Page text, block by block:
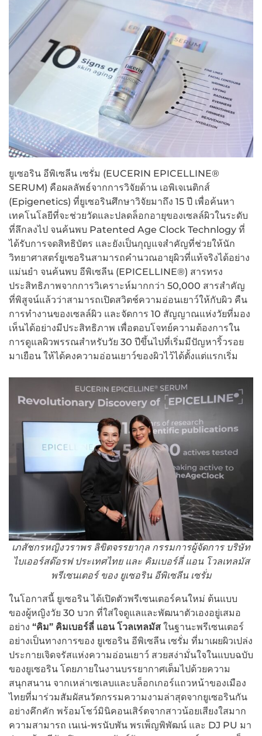
ยูเซอริน อีพิเซลีน เซรั่ม (EUCERIN EPICELLINE®
SERUM) คือผลลัพธ์จากการวิจัยด้าน เอพิเจเนติกส์
(Epigenetics) ที่ยูเซอรินศึกษาวิจัยมาถึง 15 ปี เพื่อค้นหา
เทคโนโลยีที่จะช่วยวัดและปลดล็อกอายุของเซลล์ผิวในระดับ
ที่ลึกลงไป จนค้นพบ Patented Age Clock Technlogy ที่
ได้รับการจดสิทธิบัตร และยังเป็นกุญแจสำคัญที่ช่วยให้นัก
วิทยาศาสตร์ยูเซอรินสามารถคำนวณอายุผิวที่แท้จริงได้อย่าง
แม่นยำ จนค้นพบ อีพิเซลีน (EPICELLINE®) สารทรง
ประสิทธิภาพจากการวิเคราะห์มากกว่า 50,000 สารสำคัญ
ที่พิสูจน์แล้วว่าสามารถเปิดสวิตช์ความอ่อนเยาว์ให้กับผิว คืน
การทำงานของเซลล์ผิว และจัดการ 10 สัญญาณแห่งวัยที่มอง
เห็นได้อย่างมีประสิทธิภาพ เพื่อตอบโจทย์ความต้องการใน
การดูแลผิวพรรณสำหรับวัย 30 ปีขึ้นไปที่เริ่มมีปัญหาริ้วรอย
มาเยือน ให้ได้คงความอ่อนเยาว์ของผิวไว้ได้ตั้งแต่แรกเริ่ม
เภสัชกรหญิงวราพร ลิขิตจรรยากุล กรรมการผู้จัดการ บริษัท
ไบเออร์สด๊อรฟ ประเทศไทย และ คิมเบอร์ลี่ แอน โวลเทลมัส
พรีเซนเตอร์ ของ ยูเซอริน อีพิเซลีน เซรั่ม
ในโอกาสนี้ ยูเซอริน ได้เปิดตัวพรีเซนเตอร์คนใหม่ ต้นแบบ
ของผู้หญิงวัย 30 บวก ที่ใส่ใจดูแลและพัฒนาตัวเองอยู่เสมอ
อย่าง “คิม” คิมเบอร์ลี่ แอน โวลเทลมัส ในฐานะพรีเซนเตอร์
อย่างเป็นทางการของ ยูเซอริน อีพิเซลีน เซรั่ม ที่มาเผยผิวเปล่ง
ประกายเจิดจรัสแห่งความอ่อนเยาว์ สวยสง่ามั่นใจในแบบฉบับ
ของยูเซอริน โดยภายในงานบรรยากาศเต็มไปด้วยความ
สนุกสนาน จากเหล่าเซเลบและบล็อกเกอร์แถวหน้าของเมือง
ไทยที่มาร่วมสัมผัสนวัตกรรมความงามล่าสุดจากยูเซอรินกัน
อย่างคึกคัก พร้อมโชว์มินิคอนเสิร์ตจากสาวน้อยเสียงใสมาก
ความสามารถ เนเน่-พรนับพัน พรเพ็ญพิพัฒน์ และ DJ PU มา